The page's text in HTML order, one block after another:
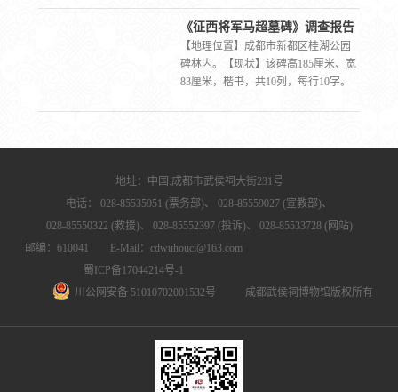
传》，而撰书人失考。该碑原立于新
都马超墓前。1987年，迁到新都桂湖
公园，现立于桂湖公园碑林内。
《征西将军马超墓碑》调查报告
【地理位置】成都市新都区桂湖公园
碑林内。【现状】该碑高185厘米、宽
83厘米，楷书，共10列，每行10字。
传》，而撰书人失考。【历史沿革】
迁到新都桂湖公园，现立于桂湖公园
碑林内。【碑文】 图一：《征西将军
马超墓碑》拓片 马超字孟起，右扶风
茂陵人。父□□□□□□援之□□□□□□以自
东将军。初与韩遂善，後韩□□□□□□使
钟繇□觧之，以腾爲槐里侯。旋令入宿
率众攻操，操曰马儿不死，□□□□□□□
凉州刺史韦康据冀城，康故吏杨阜等
攻□□□□□□知张鲁不足计事，乃降昭
烈，以为平西将军，□□□□□□领凉州
地址：中国.成都市武侯祠大街231号
电话：
028-85535951 (票务部)、
028-85559027 (宣教部)、
028-85550322 (救援)、
028-85552397 (投诉)、
028-85533728 (网站)
邮编：610041 E-Mail：cdwuhouci@163.com
蜀ICP备17044214号-1
川公网安备 51010702001532号
成都武侯祠博物馆版权所有